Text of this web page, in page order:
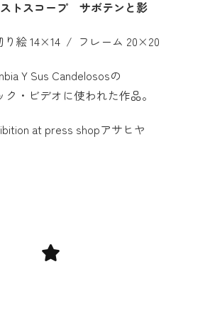
トスコープ サボテンと影
り絵 14×14 / フレーム 20×20
Y Sus Candelososの
ク・ビデオに使われた作品。
at press shopアサヒヤ